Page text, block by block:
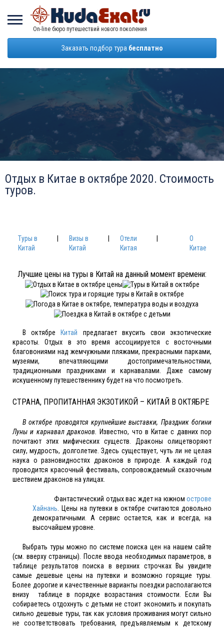
On-line бюро путешествий нового поколения
Заказать подбор тура бесплатно
Отдых в Китае в октябре 2020. Стоимость
туров.
Туры в
Китай
Визы в
Китай
Отели
Китая
О
Китае
Лучшие цены на туры в Китай на данный момент времени:
В октябре Китай предлагает вкусить свои экзотические
красоты. Отдых в это время ассоциируется с восточными
благовониями над жемчужными пляжами, прекрасными парками,
музеями, впечатляющими достопримечательностями,
традиционными праздниками и карнавалами. Даже самому
искушенному путешественнику будет на что посмотреть.
СТРАНА, ПРОПИТАННАЯ ЭКЗОТИКОЙ – КИТАЙ В ОКТЯБРЕ
В октябре проводятся крупнейшие выставки, Праздник богини
Луны и карнавал драконов.
Известно, что в Китае с давних пор
почитают этих мифических существ. Драконы олицетворяют
силу, мудрость, долголетие. Здесь существует, чуть ли не целая
наука о разновидностях драконов в природе. А каждый год
проводится красочный фестиваль, сопровождаемый сказочным
шествием драконов на улицах.
Фантастический отдых вас ждет на южном острове
Хайнань . Цены на путевки в октябре считаются довольно
демократичными. А сервис остается, как и всегда, на
высочайшем уровне.
Выбрать туры можно по системе поиска цен на нашем сайте
(см. вверху страницы). После ввода необходимых параметров, в
таблице результатов поиска в верхних строчках Вы увидите
самые дешевые цены на путевки и возможно горящие туры.
Более дорогие и качественные варианты поездки располагаются
внизу таблице в порядке возрастания стоимости. Если Вы
собираетесь отдохнуть с детьми не стоит экономить и покупать
сильно дешевые туры, так как условия проживания могут сильно
не соответствовать требования, предъявляемым к детскому